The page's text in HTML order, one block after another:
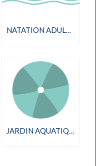
NATATION ADULTES
JARDIN AQUATIQUE